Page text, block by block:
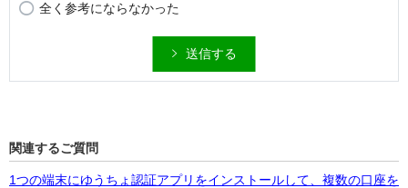
全く参考にならなかった
送信する
関連するご質問
1つの端末にゆうちょ認証アプリをインストールして、複数の口座を